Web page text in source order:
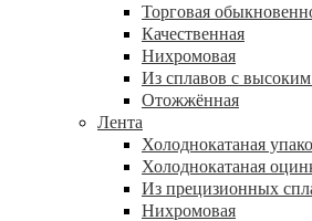
Торговая
Качественная
Нихромовая
Из сплавов с
Отожжённая
Лента
Холоднокатаная
Холоднокатаная
Из прецизионных
Нихромовая